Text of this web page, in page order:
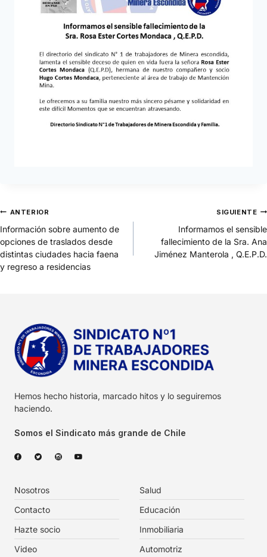
ANTERIOR
Información sobre aumento de
opciones de traslados desde
distintas ciudades hacia faena
y regreso a residencias
SIGUIENTE
Informamos el sensible
fallecimiento de la Sra. Ana
Jiménez Manterola , Q.E.P.D.
Hemos hecho historia, marcado hitos y lo seguiremos
haciendo.
Somos el Sindicato más grande de Chile
Nosotros
Contacto
Hazte socio
Video
Salud
Educación
Inmobiliaria
Automotriz